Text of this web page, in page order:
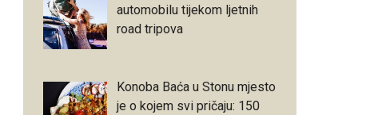
automobilu tijekom ljetnih
road tripova
Konoba Baća u Stonu mjesto
je o kojem svi pričaju: 150